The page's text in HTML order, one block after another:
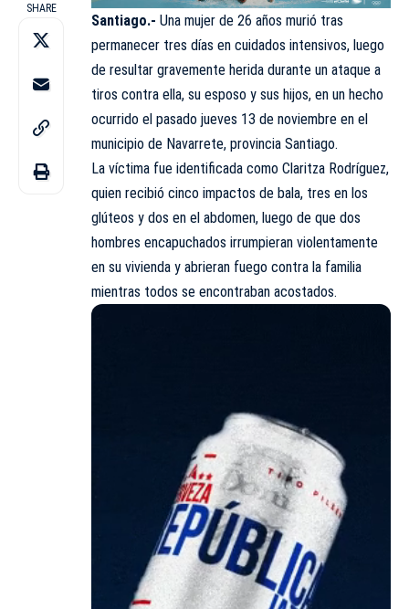
SHARE
Santiago.- Una mujer de 26 años murió tras
permanecer tres días en cuidados intensivos, luego
de resultar gravemente herida durante un ataque a
tiros contra ella, su esposo y sus hijos, en un hecho
ocurrido el pasado jueves 13 de noviembre en el
municipio de Navarrete, provincia Santiago.
La víctima fue identificada como Claritza Rodríguez,
quien recibió cinco impactos de bala, tres en los
glúteos y dos en el abdomen, luego de que dos
hombres encapuchados irrumpieran violentamente
en su vivienda y abrieran fuego contra la familia
mientras todos se encontraban acostados.